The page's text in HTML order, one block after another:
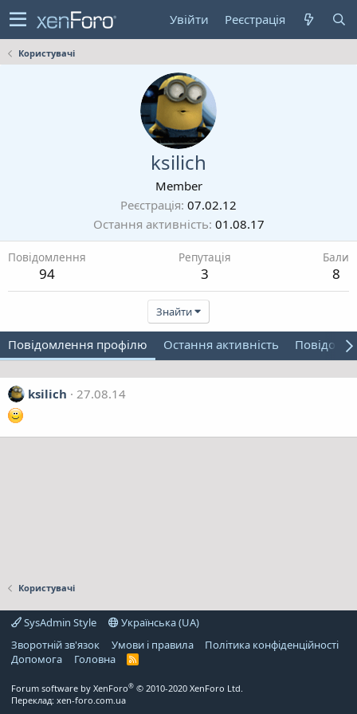
Увійти Реєстрація
Користувачі
ksilich
Member
Реєстрація 07.02.12
Остання активність 01.08.17
Повідомлення
94
Репутація
3
Бали
8
Знайти
Повідомлення профілю Остання активність
ksilich 27.08.14
Користувачі
SysAdmin Style
Українська (UA)
Зворотній зв'язок
Умови і правила
Політика конфіденційності
Дoпoмoга
Головна
R
Forum software by XenForo® © 2010-2020 XenForo Ltd.
Переклад: xen-foro.com.ua